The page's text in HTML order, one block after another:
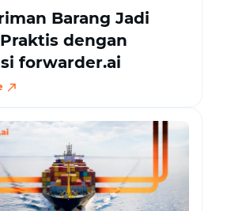
Barang Jadi
dengan
forwarder.ai